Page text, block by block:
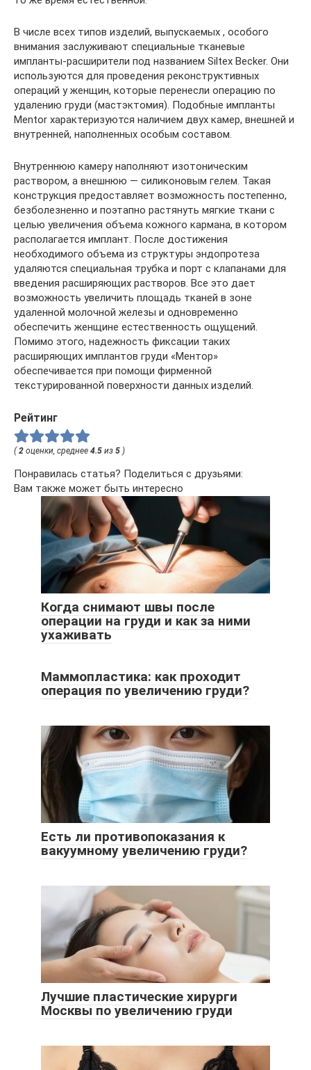
В числе всех типов изделий, выпускаемых , особого
внимания заслуживают специальные тканевые
импланты-расширители под названием Siltex Becker. Они
используются для проведения реконструктивных
операций у женщин, которые перенесли операцию по
удалению груди (мастэктомия). Подобные импланты
Mentor характеризуются наличием двух камер, внешней и
внутренней, наполненных особым составом.
Внутреннюю камеру наполняют изотоническим
раствором, а внешнюю — силиконовым гелем. Такая
конструкция предоставляет возможность постепенно,
безболезненно и поэтапно растянуть мягкие ткани с
целью увеличения объема кожного кармана, в котором
располагается имплант. После достижения
необходимого объема из структуры эндопротеза
удаляются специальная трубка и порт с клапанами для
введения расширяющих растворов. Все это дает
возможность увеличить площадь тканей в зоне
удаленной молочной железы и одновременно
обеспечить женщине естественность ощущений.
Помимо этого, надежность фиксации таких
расширяющих имплантов груди «Ментор»
обеспечивается при помощи фирменной
текстурированной поверхности данных изделий.
Рейтинг
(2 оценки, среднее 4.5 из 5 )
Понравилась статья? Поделиться с друзьями:
Вам также может быть интересно
Когда снимают швы после
операции на груди и как за ними
ухаживать
Маммопластика: как проходит
операция по увеличению груди?
Есть ли противопоказания к
вакуумному увеличению груди?
Лучшие пластические хирурги
Москвы по увеличению груди